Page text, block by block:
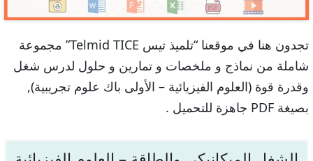
تجدون هنا في موقعنا “تلميذ تيس Telmid TICE” مجموعة
شاملة من نماذج و ملخصات و تمارين و حلول لدرس شغل
وقدرة قوة (العلوم الفيزيائية – الأولى باك علوم تجريبية),
بصيغة PDF جاهزة للتحميل .